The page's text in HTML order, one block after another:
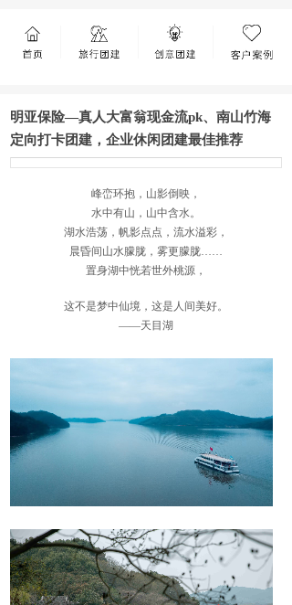
明亚保险—真人大富翁现金流pk、南山竹海
定向打卡团建，企业休闲团建最佳推荐
峰峦环抱，山影倒映，
水中有山，山中含水。
湖水浩荡 ， 帆影点点 ， 流水溢彩，
晨昏间山水朦胧，雾更朦胧……
置身湖中恍若世外桃源 ，
这不是梦中仙境，这是人间美好。
——天目湖